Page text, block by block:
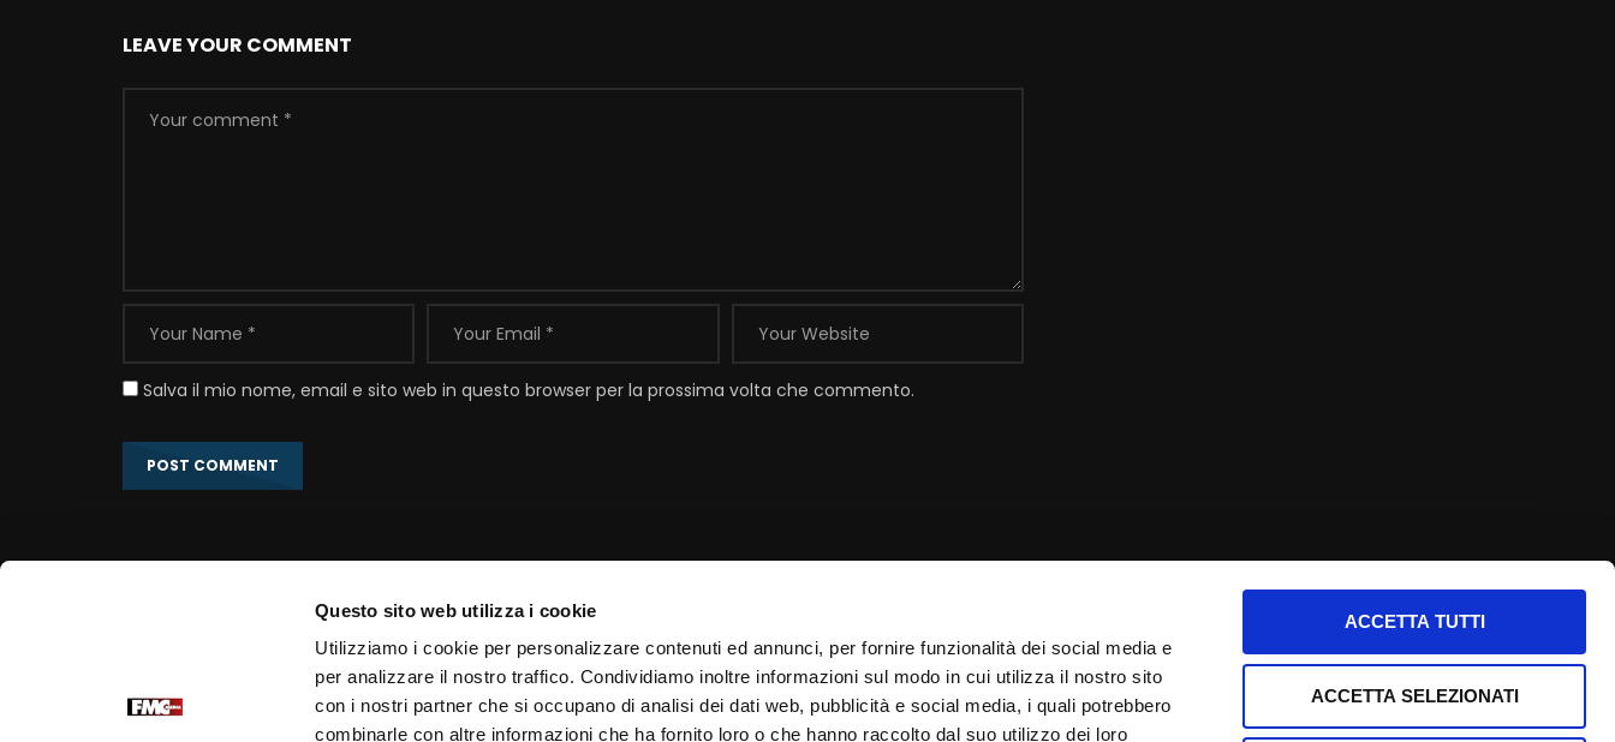
Questo sito web utilizza i cookie
Utilizziamo i cookie per personalizzare contenuti ed annunci, per fornire funzionalità dei social media e
per analizzare il nostro traffico. Condividiamo inoltre informazioni sul modo in cui utilizza il nostro sito
con i nostri partner che si occupano di analisi dei dati web, pubblicità e social media, i quali potrebbero
combinarle con altre informazioni che ha fornito loro o che hanno raccolto dal suo utilizzo dei loro
ACCETTA TUTTI
ACCETTA SELEZIONATI
LEAVE YOUR COMMENT
Salva il mio nome, email e sito web in questo browser per la prossima volta che commento.
Portale Ufficiale PadrePio.it
Fondazione Voce di Padre Pio
Contatti
Email:info@padrepio.tv
Tel:+39.0882.413113
Info utili
Informativa privacy
Cookie Policy